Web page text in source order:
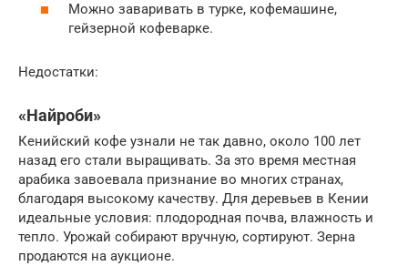
Можно заваривать в турке, кофемашине,
гейзерной кофеварке.
Недостатки:
«Найроби»
Кенийский кофе узнали не так давно, около 100 лет
назад его стали выращивать. За это время местная
арабика завоевала признание во многих странах,
благодаря высокому качеству. Для деревьев в Кении
идеальные условия: плодородная почва, влажность и
тепло. Урожай собирают вручную, сортируют. Зерна
продаются на аукционе.